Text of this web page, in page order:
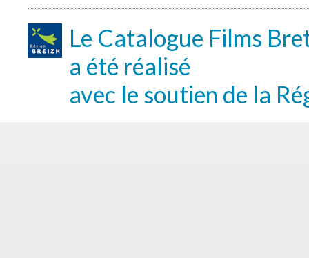
Le Catalogue Films
a été réalisé
avec le soutien de la